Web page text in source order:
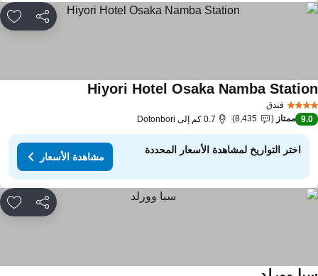
مشاركة
فندق
Hiyori Hotel Osaka Nambaمشاهدة الأسعار
9.0 ممتاز 8,435 0.7 كم إلى Dotonbori
اختر التواريخ لمشاهدة الأسعار المحددة
مشاهدة الأسعار
مشاركة